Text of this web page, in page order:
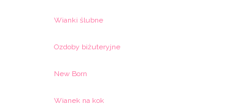
Wianki ślubne
Ozdoby biżuteryjne
New Born
Wianek na kok